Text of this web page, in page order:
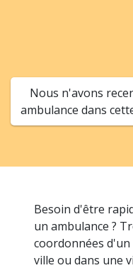
Nous n'avons
ambulance dans
Besoin d'être
un ambulance ?
coordonnées
ville ou dans une